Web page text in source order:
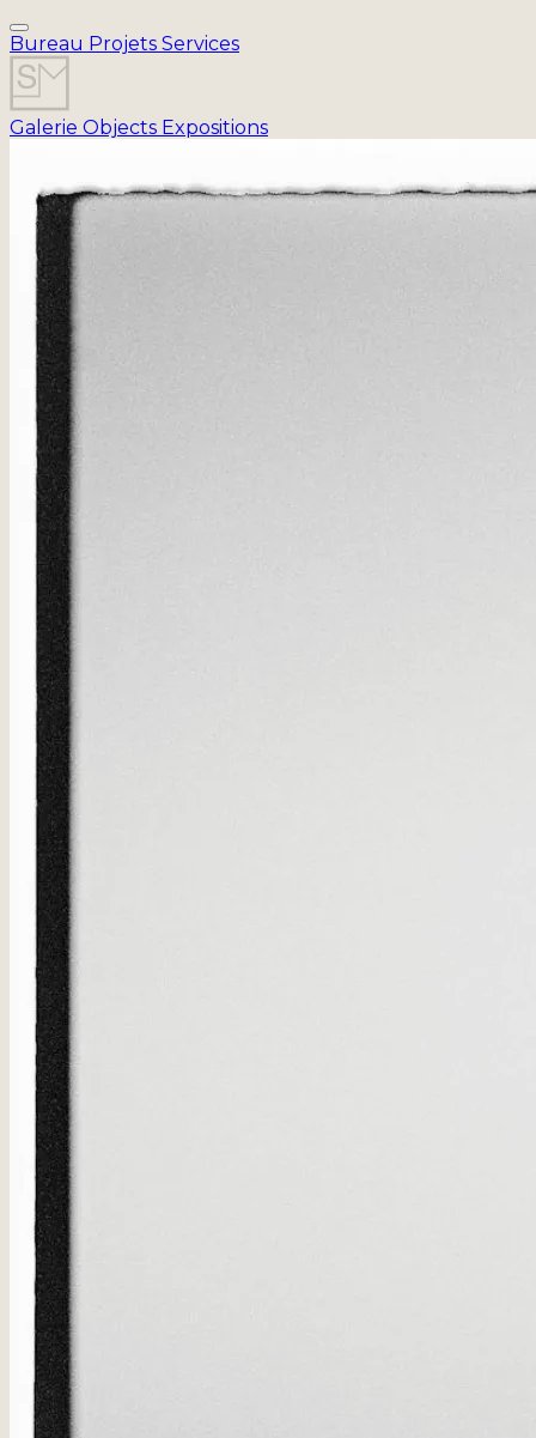
Bureau Projets Services
Galerie Objects Expositions